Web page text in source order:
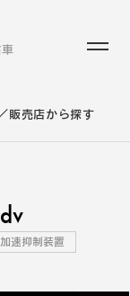
販売店から探す
速抑制装置